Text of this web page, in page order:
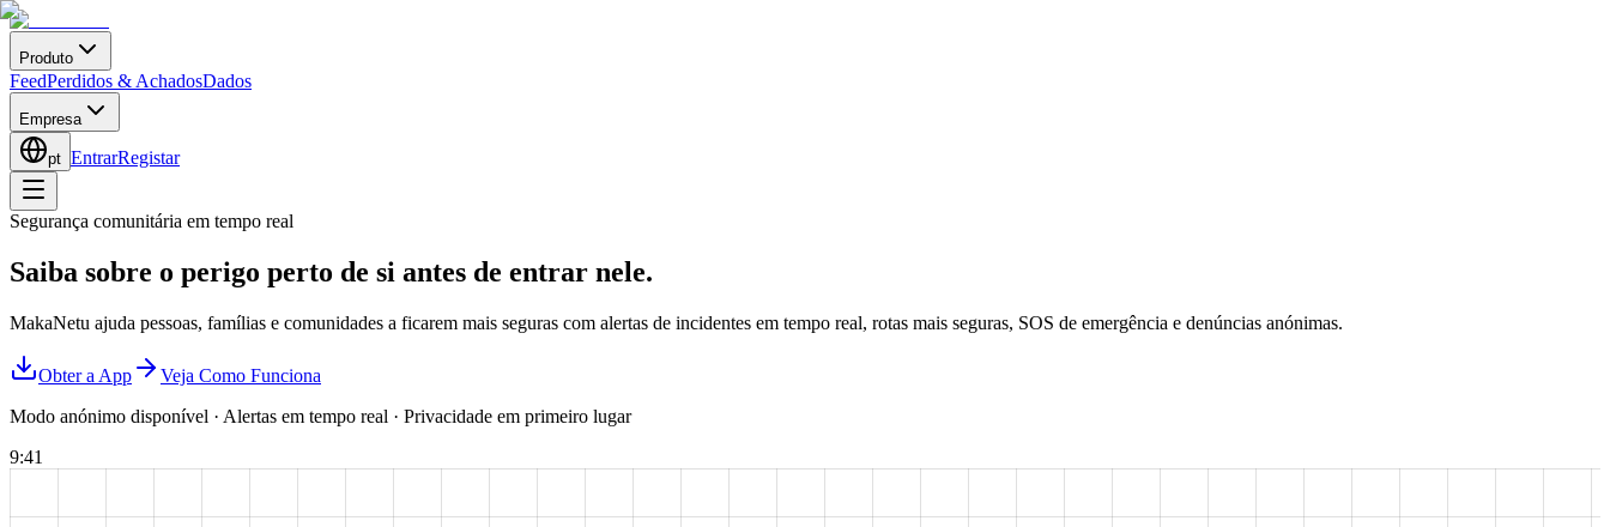
Produto
FeedPerdidos & AchadosDados
Empresa
pt EntrarRegistar
Segurança comunitária em tempo real
Saiba sobre o perigo perto de si antes de entrar nele.
MakaNetu ajuda pessoas, famílias e comunidades a ficarem mais seguras com alertas de incidentes em tempo real, rotas mais seguras, SOS de emergência e denúncias anónimas.
Obter a App
Veja Como Funciona
Modo anónimo disponível · Alertas em tempo real · Privacidade em primeiro lugar
9:41